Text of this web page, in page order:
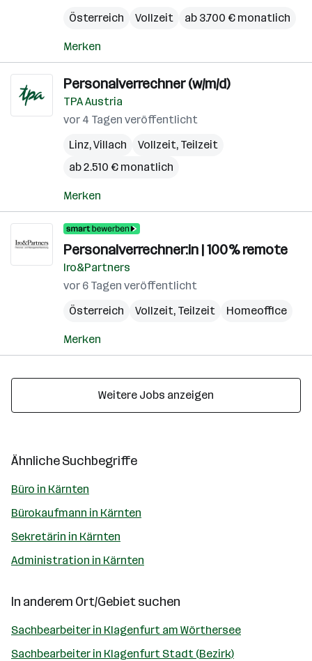
Österreich
Vollzeit ab 3.700 € monatlich
Merken
Personalverrechner (w/m/d)
TPA Austria
vor 4 Tagen veröffentlicht
Linz,Villach
Vollzeit, Teilzeit
ab 2.510 € monatlich
Merken
Personalverrechner:in | 100% remote
Iro&Partners
vor 6 Tagen veröffentlicht
Österreich
Vollzeit, Teilzeit Homeoffice
Merken
Weitere Jobs anzeigen
Ähnliche Suchbegriffe
Büro in Kärnten
Bürokaufmann in Kärnten
Sekretärin in Kärnten
Administration in Kärnten
In anderem Ort/Gebiet suchen
Sachbearbeiter in Klagenfurt am Wörthersee
Sachbearbeiter in Klagenfurt Stadt (Bezirk)